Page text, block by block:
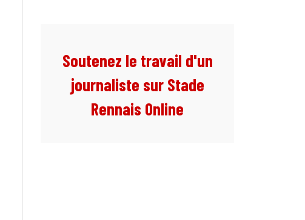
Soutenez le travail d'un
journaliste sur Stade
Rennais Online